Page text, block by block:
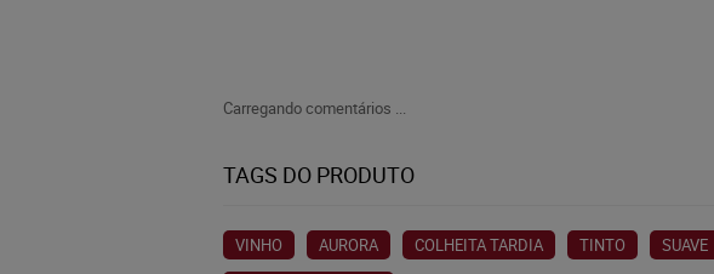
Carregando comentários ...
TAGS DO PRODUTO
VINHO AURORA COLHEITA TARDIA TINTO SUAVE